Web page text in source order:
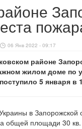
06 Янв 2022 - 09:17
районе
жилом доме по
5 января в
в Запорожской
общей площади 30 кв.